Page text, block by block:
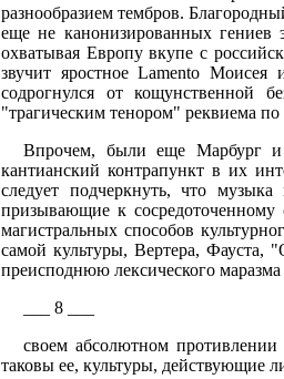
разнообразием тембров.
еще не канонизированных гениев
охватывая Европу вкупе с
звучит яростное Lamento
содрогнулся от кощунственной
"трагическим тенором" реквиема по
Впрочем, были еще Марбург и
кантианский контрапункт в их
следует подчеркнуть, что
призывающие к
магистральных способов
самой культуры, Вертера, Фауста,
преисподнюю лексического
___ 8 ___
своем абсолютном
таковы ее, культуры, действующие